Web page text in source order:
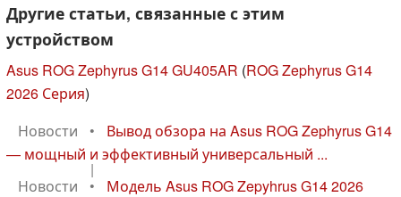
Другие статьи, связанные с этим
устройством
Asus ROG Zephyrus G14 GU405AR (ROG Zephyrus G14
2026 Серия)
Новости
•
Вывод обзора на Asus ROG Zephyrus G14
— мощный и эффективный универсальный ...
|
Новости
•
Модель Asus ROG Zepyhrus G14 2026